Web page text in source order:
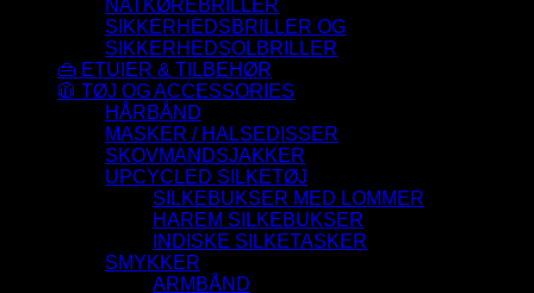
NATKØREBRILLER
SIKKERHEDSBRILLER OG
SIKKERHEDSOLBRILLER
👜 ETUIER & TILBEHØR
🧥 TØJ OG ACCESSORIES
HÅRBÅND
MASKER / HALSEDISSER
SKOVMANDSJAKKER
UPCYCLED SILKETØJ
SILKEBUKSER MED LOMMER
HAREM SILKEBUKSER
INDISKE SILKETASKER
SMYKKER
ARMBÅND